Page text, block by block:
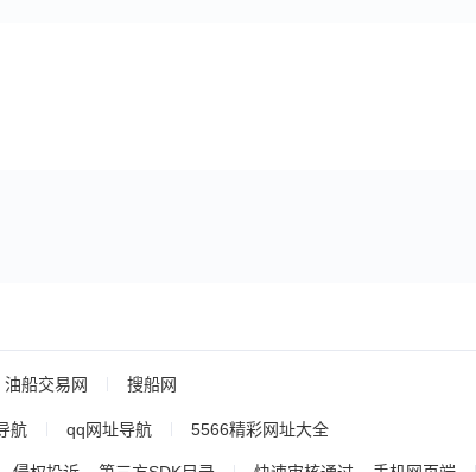
油船交易网 搜船网
航 qq网址导航 5566精彩网址大全